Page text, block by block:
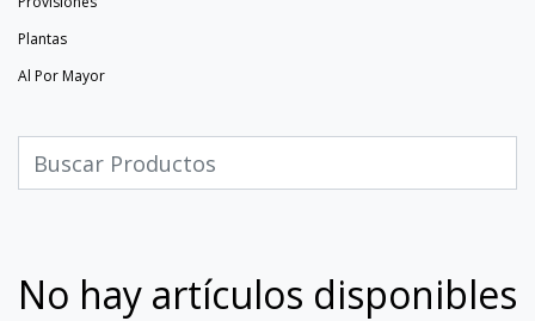
Plantas
Al Por Mayor
No hay artículos disponibles